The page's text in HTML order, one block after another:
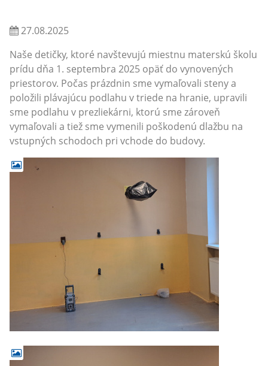
27.08.2025
Naše detičky, ktoré navštevujú miestnu materskú školu
prídu dňa 1. septembra 2025 opäť do vynovených
priestorov. Počas prázdnin sme vymaľovali steny a
položili plávajúcu podlahu v triede na hranie, upravili
sme podlahu v prezliekárni, ktorú sme zároveň
vymaľovali a tiež sme vymenili poškodenú dlažbu na
vstupných schodoch pri vchode do budovy.